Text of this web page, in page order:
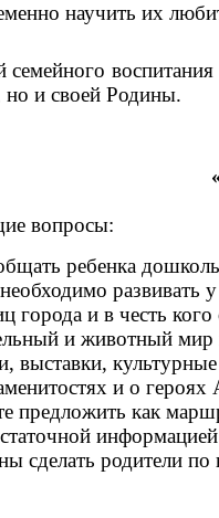
научить их
семейного
но и своей Родины.
вопросы:
ребенка
города и в честь
и животный мир
выставки,
и о героях
предложить как
сделать родители по